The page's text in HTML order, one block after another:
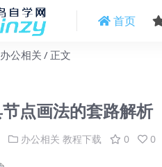
首页
办公相关 正文
点画法的套路解析
办公相关 教程下载 0 0